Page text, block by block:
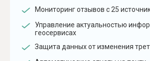
Мониторинг отзывов с 25
Управление актуальностью
геосервисах
Защита данных от изменения